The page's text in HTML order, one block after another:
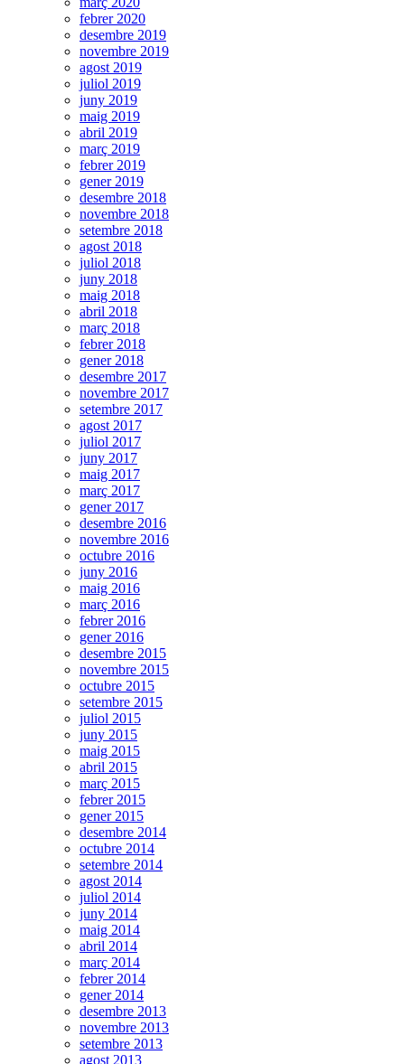
febrer 2020
desembre 2019
novembre 2019
agost 2019
juliol 2019
juny 2019
maig 2019
abril 2019
març 2019
febrer 2019
gener 2019
desembre 2018
novembre 2018
setembre 2018
agost 2018
juliol 2018
juny 2018
maig 2018
abril 2018
març 2018
febrer 2018
gener 2018
desembre 2017
novembre 2017
setembre 2017
agost 2017
juliol 2017
juny 2017
maig 2017
març 2017
gener 2017
desembre 2016
novembre 2016
octubre 2016
juny 2016
maig 2016
març 2016
febrer 2016
gener 2016
desembre 2015
novembre 2015
octubre 2015
setembre 2015
juliol 2015
juny 2015
maig 2015
abril 2015
març 2015
febrer 2015
gener 2015
desembre 2014
octubre 2014
setembre 2014
agost 2014
juliol 2014
juny 2014
maig 2014
abril 2014
març 2014
febrer 2014
gener 2014
desembre 2013
novembre 2013
setembre 2013
agost 2013